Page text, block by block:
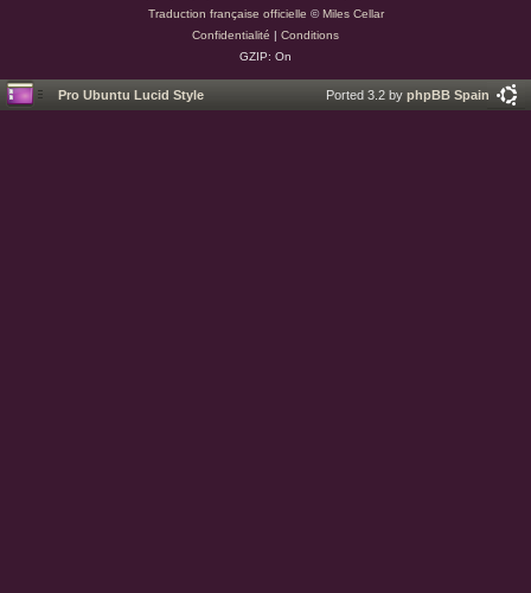
Traduction française officielle ©Miles Cellar
Confidentialité | Conditions
GZIP: On
Pro Ubuntu Lucid Style Ported 3.2 by phpBB Spain